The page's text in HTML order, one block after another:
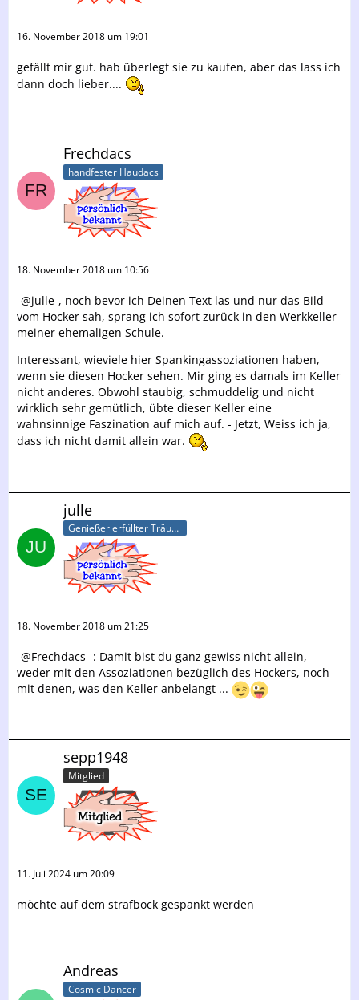
16. November 2018 um 19:01
gefällt mir gut. hab überlegt sie zu kaufen, aber das lass ich
dann doch lieber....
Frechdacs
handfester Haudacs
18. November 2018 um 10:56
julle , noch bevor ich Deinen Text las und nur das Bild
vom Hocker sah, sprang ich sofort zurück in den Werkkeller
meiner ehemaligen Schule.
Interessant, wieviele hier Spankingassoziationen haben,
wenn sie diesen Hocker sehen. Mir ging es damals im Keller
nicht anderes. Obwohl staubig, schmuddelig und nicht
wirklich sehr gemütlich, übte dieser Keller eine
wahnsinnige Faszination auf mich auf. - Jetzt, Weiss ich ja,
dass ich nicht damit allein war.
julle
Genießer erfüllter Träume
18. November 2018 um 21:25
Frechdacs : Damit bist du ganz gewiss nicht allein,
weder mit den Assoziationen bezüglich des Hockers, noch
mit denen, was den Keller anbelangt ...
sepp1948
Mitglied
11. Juli 2024 um 20:09
mòchte auf dem strafbock gespankt werden
Andreas
Cosmic Dancer